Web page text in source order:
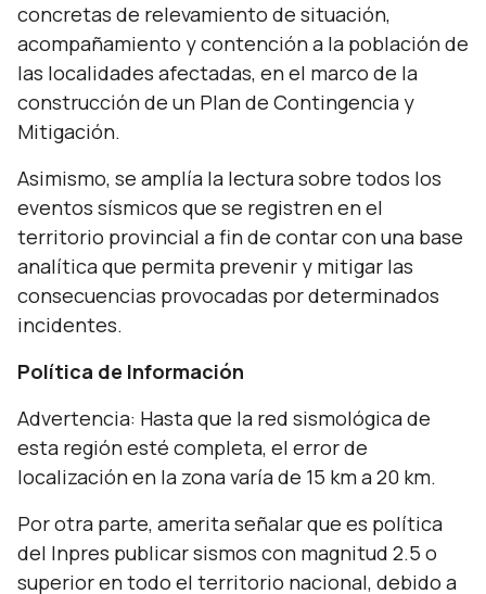
concretas de relevamiento de situación,
acompañamiento y contención a la población de
las localidades afectadas, en el marco de la
construcción de un Plan de Contingencia y
Mitigación.
Asimismo, se amplía la lectura sobre todos los
eventos sísmicos que se registren en el
territorio provincial a fin de contar con una base
analítica que permita prevenir y mitigar las
consecuencias provocadas por determinados
incidentes.
Política de Información
Advertencia: Hasta que la red sismológica de
esta región esté completa, el error de
localización en la zona varía de 15 km a 20 km.
Por otra parte, amerita señalar que es política
del Inpres publicar sismos con magnitud 2.5 o
superior en todo el territorio nacional, debido a